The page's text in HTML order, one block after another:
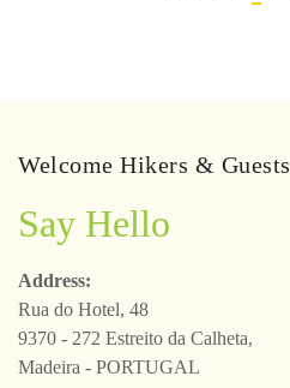
Welcome Hikers & Guests
Say Hello
Address:
Rua do Hotel, 48
9370 - 272 Estreito da Calheta,
Madeira - PORTUGAL